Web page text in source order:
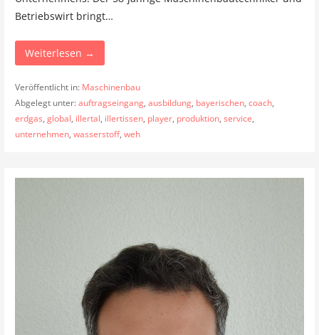
Betriebswirt bringt…
Weiterlesen →
Veröffentlicht in: Maschinenbau
Abgelegt unter:auftragseingang, ausbildung, bayerischen, coach,
erdgas, global, illertal, illertissen, player, produktion, service,
unternehmen, wasserstoff, weh